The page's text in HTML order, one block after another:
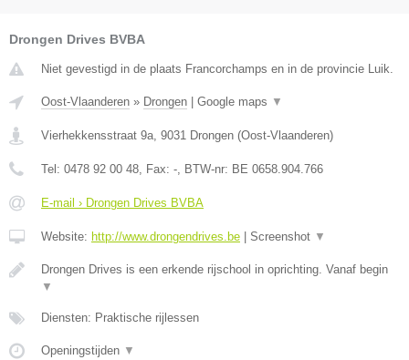
Drongen Drives BVBA
Niet gevestigd in de plaats Francorchamps en in de provincie Luik.
Oost-Vlaanderen » Drongen | Google maps ▼
Vierhekkensstraat 9a 9031 Drongen (Oost-Vlaanderen)
Tel: 0478 92 00 48 , Fax: - , BTW-nr: BE 0658.904.766
E-mail › Drongen Drives BVBA
Website: http://www.drongendrives.be | Screenshot ▼
Drongen Drives is een erkende rijschool in oprichting. Vanaf begin
▼
Diensten: Praktische rijlessen
Openingstijden ▼